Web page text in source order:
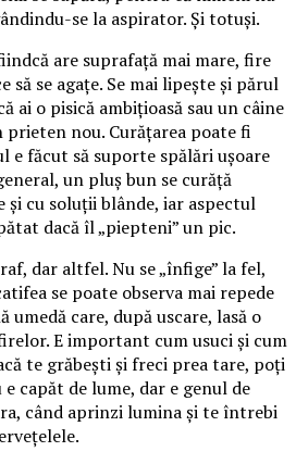
se la aspirator. Și totuși.
are suprafață mai mare, fire
să se agațe. Se mai lipește și părul
ai o pisică ambițioasă sau un câine
prieten nou. Curățarea poate fi
e făcut să suporte spălări ușoare
un pluș bun se curăță
și cu soluții blânde, iar aspectul
dacă îl „piepteni” un pic.
dar altfel. Nu se „înfige” la fel,
se poate observa mai repede
umedă care, după uscare, lasă o
E important cum usuci și cum
te grăbești și freci prea tare, poți
e capăt de lume, dar e genul de
când aprinzi lumina și te întrebi